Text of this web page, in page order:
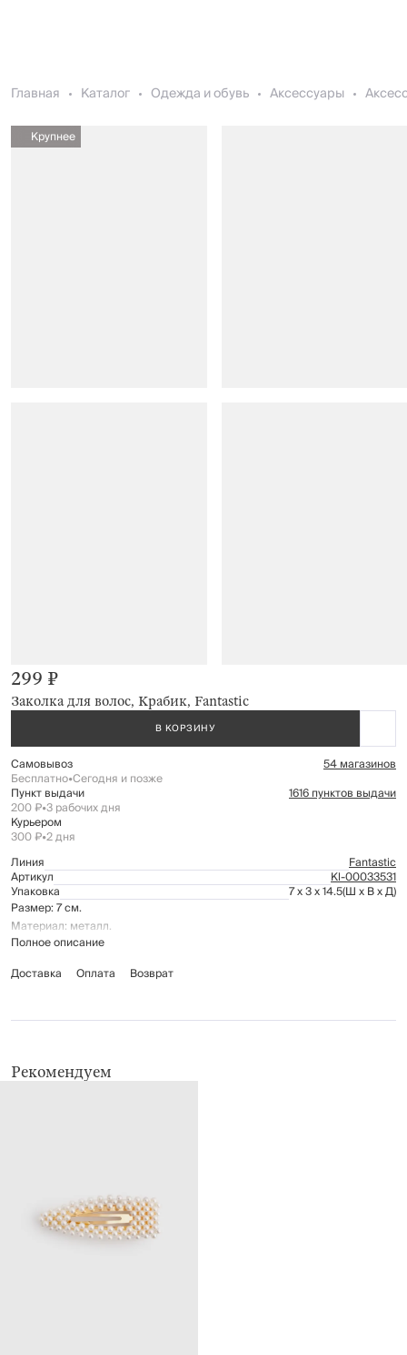
Главная Каталог Одежда и обувь Аксессуары
Крупнее
Заколка для волос, Крабик, Fantastic
299 ₽
В КОРЗИНУ
Самовывоз 54 магазинов
Бесплатно•Сегодня и позже
Пункт выдачи 1616 пунктов выдачи
200 ₽•3 рабочих дня
Курьером
300 ₽•2 дня
Линия
Fantastic
Артикул Kl-00033531
Упаковка 7 x 3 x 14.5(Ш x В x Д)
Размер: 7 см.
Материал: металл.
Полное описание
Доставка
Оплата Возврат
Рекомендуем